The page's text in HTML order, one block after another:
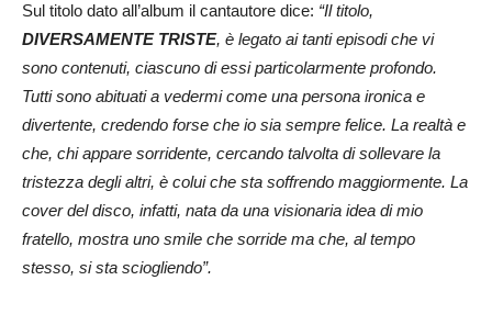
Sul titolo dato all’album il cantautore dice: “Il titolo,
DIVERSAMENTE TRISTE, è legato ai tanti episodi che vi
sono contenuti, ciascuno di essi particolarmente profondo.
Tutti sono abituati a vedermi come una persona ironica e
divertente, credendo forse che io sia sempre felice. La realtà e
che, chi appare sorridente, cercando talvolta di sollevare la
tristezza degli altri, è colui che sta soffrendo maggiormente. La
cover del disco, infatti, nata da una visionaria idea di mio
fratello, mostra uno smile che sorride ma che, al tempo
stesso, si sta sciogliendo”.